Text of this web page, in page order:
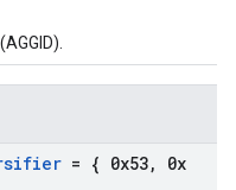
= { 0x53,
0x